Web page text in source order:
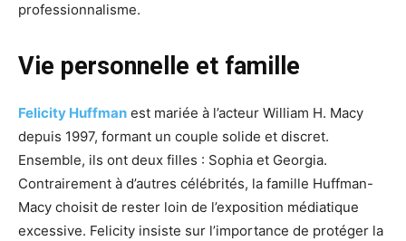
professionnalisme.
Vie personnelle et famille
Felicity Huffman est mariée à l’acteur William H. Macy
depuis 1997, formant un couple solide et discret.
Ensemble, ils ont deux filles : Sophia et Georgia.
Contrairement à d’autres célébrités, la famille Huffman-
Macy choisit de rester loin de l’exposition médiatique
excessive. Felicity insiste sur l’importance de protéger la